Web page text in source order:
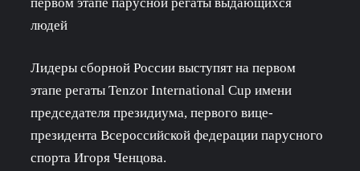
Лидеры сборной России выступят на первом
этапе регаты Tenzor International Cup имени
председателя президиума, первого вице-
президента Всероссийской федерации парусного
спорта Игоря Ченцова.